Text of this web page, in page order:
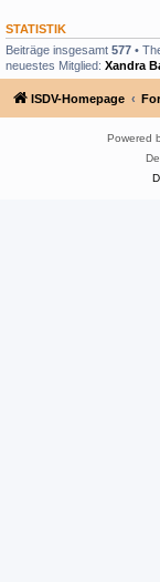
STATISTIK
Beiträge insgesamt 577 •
neuestes Mitglied: Xandra
ISDV-Homepage
Powered